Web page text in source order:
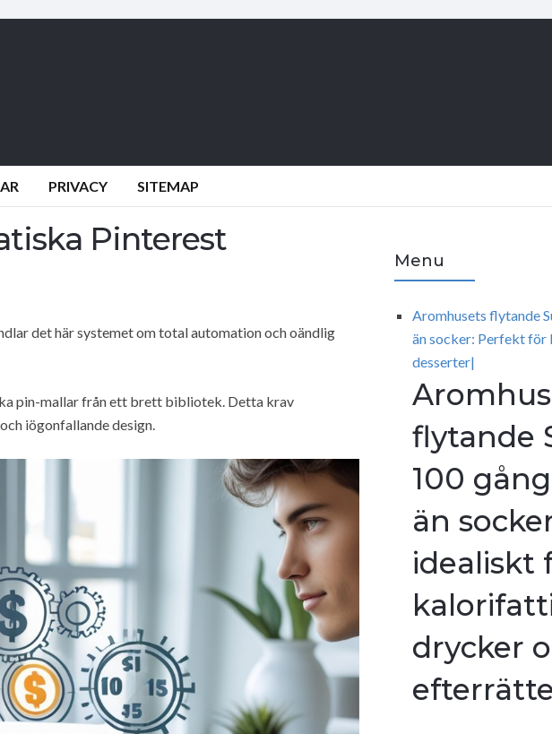
PRIVACY SITEMAP
Pinterest
det här systemet om total automation och oändlig
pin-mallar från ett brett bibliotek. Detta krav
iögonfallande design.
Menu
Aromhusets flytande
än socker: Perfekt för
desserter|
flytande
100
än
idealiskt
drycker